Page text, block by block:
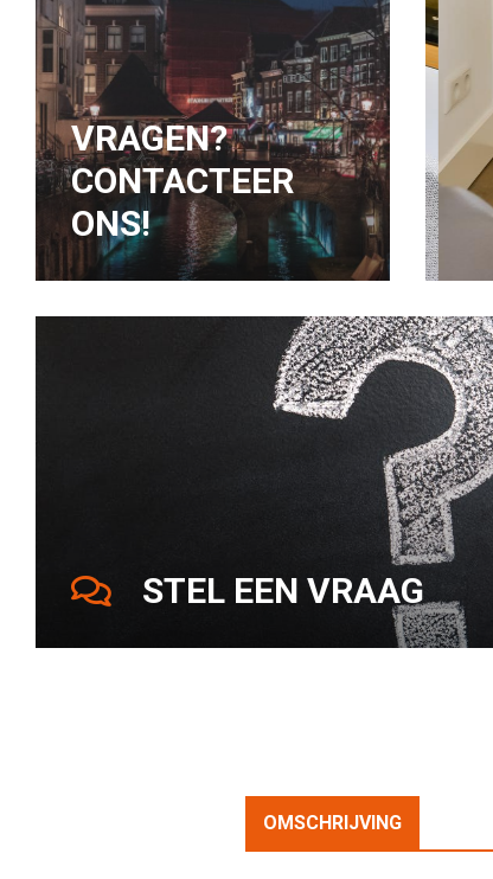
VRAGEN?
CONTACTEER
ONS!
STEL EEN VRAAG
OMSCHRIJVING